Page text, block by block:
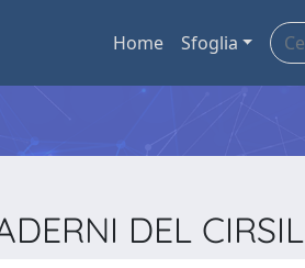
Home Sfoglia
DEL CIRSIL